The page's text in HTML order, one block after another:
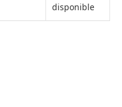
disponible